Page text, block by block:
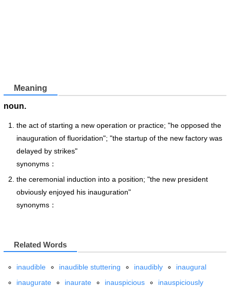
Meaning
noun.
the act of starting a new operation or practice; "he opposed the
inauguration of fluoridation"; "the startup of the new factory was
delayed by strikes"
synonyms：
the ceremonial induction into a position; "the new president
obviously enjoyed his inauguration"
synonyms：
Related Words
inaudible inaudible stuttering inaudibly
inaugural
inaugurate
inaurate inauspicious inauspiciously